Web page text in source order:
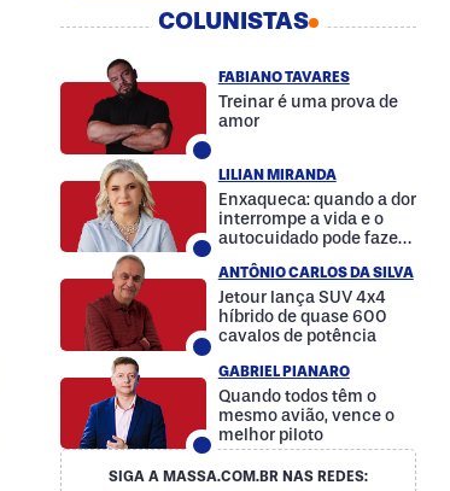
COLUNISTAS
FABIANO TAVARES
Treinar é uma prova de
amor
LILIAN MIRANDA
Enxaqueca: quando a dor
interrompe a vida e o
autocuidado pode fazer
ANTÔNIO CARLOS DA SILVA
Jetour lança SUV 4x4
híbrido de quase 600
cavalos de potência
GABRIEL PIANARO
Quando todos têm o
mesmo avião, vence o
melhor piloto
SIGA A MASSA.COM.BR NAS REDES: